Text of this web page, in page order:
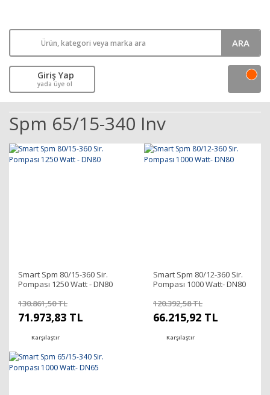
ARA
Giriş Yap
yada üye ol
Spm 65/15-340 Inv
Smart Spm 80/15-360 Sir.
Pompası 1250 Watt - DN80
130.861,50 TL
71.973,83 TL
Karşılaştır
Smart Spm 80/12-360 Sir.
Pompası 1000 Watt- DN80
120.392,58 TL
66.215,92 TL
Karşılaştır